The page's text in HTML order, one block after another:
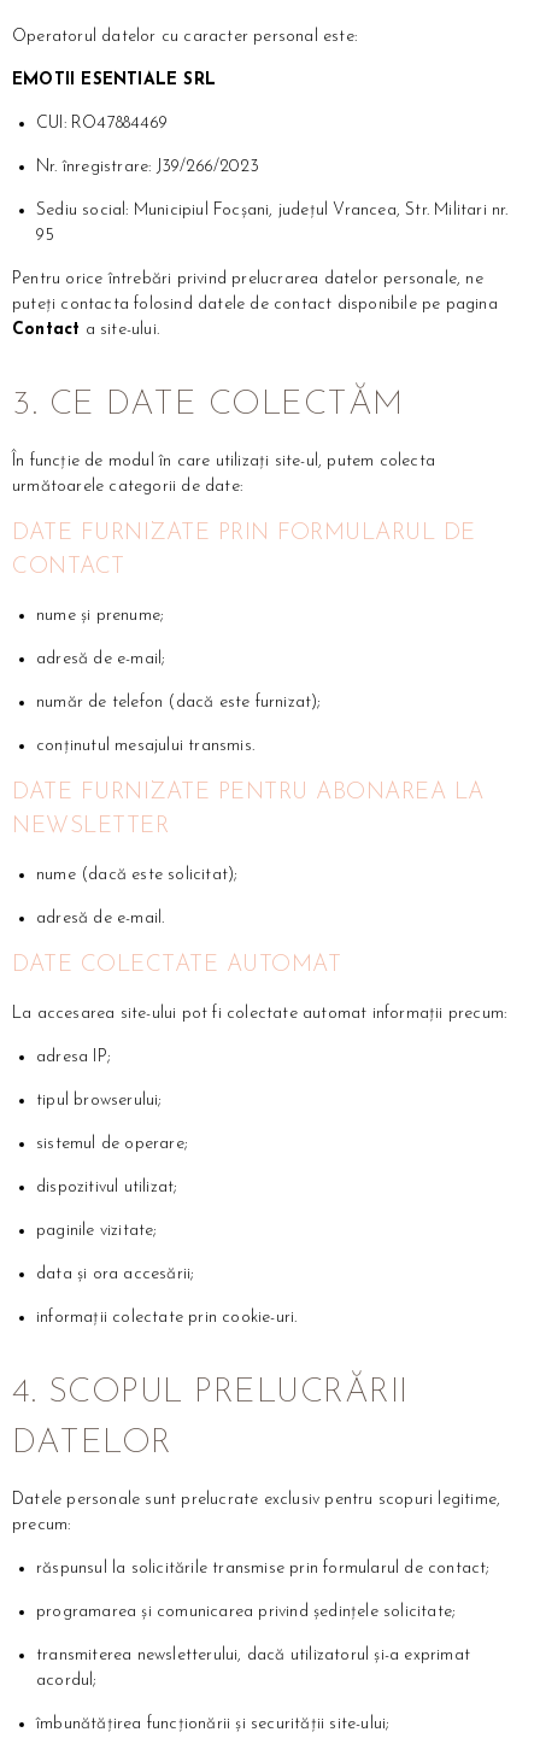
Operatorul datelor cu caracter personal este:
EMOTII ESENTIALE SRL
CUI: RO47884469
Nr. înregistrare: J39/266/2023
Sediu social: Municipiul Focșani, județul Vrancea, Str. Militari nr.
95
Pentru orice întrebări privind prelucrarea datelor personale, ne
puteți contacta folosind datele de contact disponibile pe pagina
Contact a site-ului.
3. CE DATE COLECTĂM
În funcție de modul în care utilizați site-ul, putem colecta
următoarele categorii de date:
DATE FURNIZATE PRIN FORMULARUL DE
CONTACT
nume și prenume;
adresă de e-mail;
număr de telefon (dacă este furnizat);
conținutul mesajului transmis.
DATE FURNIZATE PENTRU ABONAREA LA
NEWSLETTER
nume (dacă este solicitat);
adresă de e-mail.
DATE COLECTATE AUTOMAT
La accesarea site-ului pot fi colectate automat informații precum:
adresa IP;
tipul browserului;
sistemul de operare;
dispozitivul utilizat;
paginile vizitate;
data și ora accesării;
informații colectate prin cookie-uri.
4. SCOPUL PRELUCRĂRII
DATELOR
Datele personale sunt prelucrate exclusiv pentru scopuri legitime,
precum:
răspunsul la solicitările transmise prin formularul de contact;
programarea și comunicarea privind ședințele solicitate;
transmiterea newsletterului, dacă utilizatorul și-a exprimat
acordul;
îmbunătățirea funcționării și securității site-ului;